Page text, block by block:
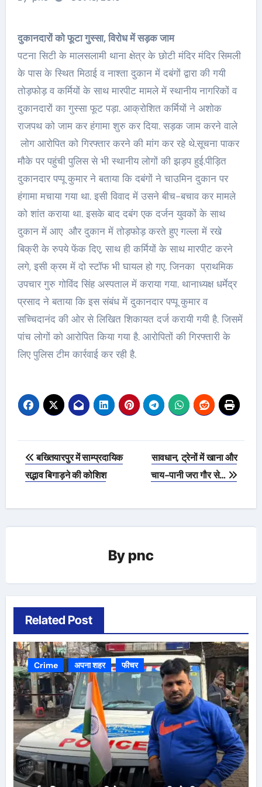
दुकानदारों को फूटा गुस्सा, विरोध में सड़क जाम
पटना सिटी के मालसलामी थाना क्षेत्र के छोटी मंदिर मंदिर सिमली
के पास के स्थित मिठाई व नाश्ता दुकान में दबंगों द्वारा की गयी
तोड़फोड़ व कर्मियों के साथ मारपीट मामले में स्थानीय नागरिकों व
दुकानदारों का गुस्सा फूट पड़ा. आक्रोशित कर्मियों ने अशोक
राजपथ को जाम कर हंगामा शुरु कर दिया. सड़क जाम करने वाले
लोग आरोपित को गिरफ्तार करने की मांग कर रहे थे.सूचना पाकर
मौके पर पहुंची पुलिस से भी स्थानीय लोगों की झड़प हुई.पीड़ित
दुकानदार पप्पू कुमार ने बताया कि दबंगों ने चाउमिन दुकान पर
हंगामा मचाया गया था. इसी विवाद में उसने बीच-बचाव कर मामले
को शांत कराया था. इसके बाद दबंग एक दर्जन युवकों के साथ
दुकान में आए और दुकान में तोड़फोड़ करते हुए गल्ला में रखे
बिक्री के रुपये फेंक दिए, साथ ही कर्मियों के साथ मारपीट करने
लगे, इसी क्रम में दो स्टॉफ भी घायल हो गए. जिनका प्राथमिक
उपचार गुरु गोविंद सिंह अस्पताल में कराया गया. थानाध्यक्ष धर्मेद्र
प्रसाद ने बताया कि इस संबंध में दुकानदार पप्पू कुमार व
सच्चिदानंद की ओर से लिखित शिकायत दर्ज करायी गयी है. जिसमें
पांच लोगों को आरोपित किया गया है. आरोपितों की गिरफ्तारी के
लिए पुलिस टीम कार्रवाई कर रही है.
Post
navigation
बख्तियारपुर में साम्प्रदायिक
सद्भाव बिगाड़ने की कोशिश
सावधान, ट्रेनों में खाना और
चाय-पानी जरा गौर से…
By pnc
Related Post
Crime अपना शहर फीचर